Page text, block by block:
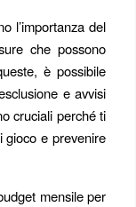
l’importanza del
che possono
è possibile
e avvisi
cruciali perché ti
gioco e prevenire
mensile per